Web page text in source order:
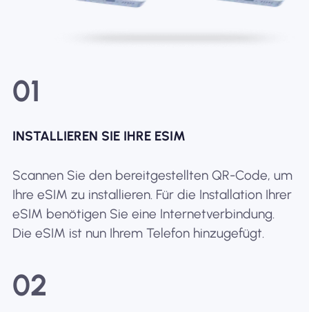
01
INSTALLIEREN SIE IHRE ESIM
Scannen Sie den bereitgestellten QR-Code, um
Ihre eSIM zu installieren. Für die Installation Ihrer
eSIM benötigen Sie eine Internetverbindung.
Die eSIM ist nun Ihrem Telefon hinzugefügt.
02